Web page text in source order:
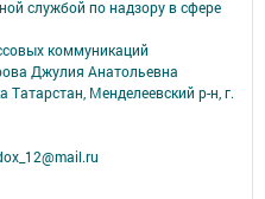
службой по надзору в сфере
коммуникаций
Джулия Анатольевна
Татарстан, Менделеевский р-н, г.